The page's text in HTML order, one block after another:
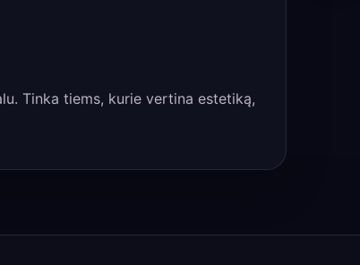
Tinka tiems, kurie vertina estetiką,